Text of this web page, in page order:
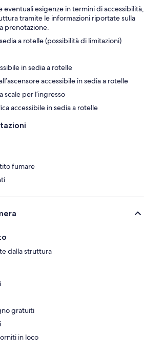
eventuali esigenze in termini di accessibilità,
tramite le informazioni riportate sulla
prenotazione.
a rotelle (possibilità di limitazioni)
in sedia a rotelle
accessibile in sedia a rotelle
scale per l’ingresso
accessibile in sedia a rotelle
fumare
dalla struttura
gratuiti
in loco